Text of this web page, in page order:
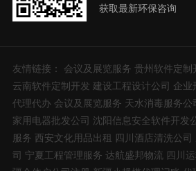
获取最新环保咨询
友情链接： 会议及展览服务 贵州软件定制
云南软件定制开发 建设工程设计公司 企业
代理代办 会议及展览服务 天水消毒服务公
家用电器批发公司 沈阳信息安全软件开发
服务 西安文化用品出租 四川酒店清洗公司
司 宁夏工程管理服务 达航盛邦物流 四川